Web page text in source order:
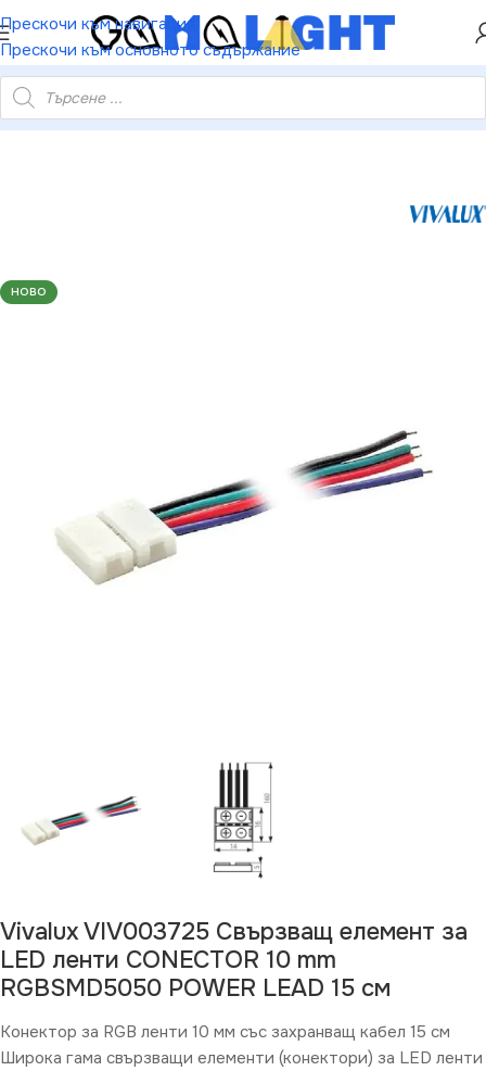
Прескочи към навигация
Прескочи към основното съдържание
НАМАЛЕНИЕ ОТ 5%
CONECTOR 10 mm RGBSMD5050 POWER LEAD 15 см
НОВО
Vivalux VIV003725 Свързващ елемент за
LED ленти CONECTOR 10 mm
RGBSMD5050 POWER LEAD 15 см
Конектор за RGB ленти 10 мм със захранващ кабел 15 см
Широка гама свързващи елементи (конектори) за LED ленти